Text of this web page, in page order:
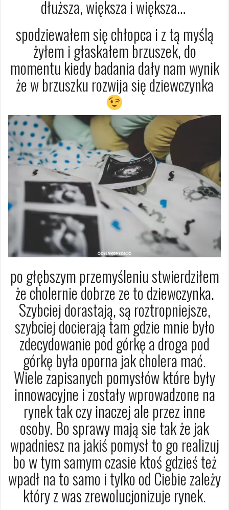
dłuższa, większa i większa…
spodziewałem się chłopca i z tą myślą
żyłem i głaskałem brzuszek, do
momentu kiedy badania dały nam wynik
że w brzuszku rozwija się dziewczynka
po głębszym przemyśleniu stwierdziłem
że cholernie dobrze ze to dziewczynka.
Szybciej dorastają, są roztropniejsze,
szybciej docierają tam gdzie mnie było
zdecydowanie pod górkę a droga pod
górkę była oporna jak cholera mać.
Wiele zapisanych pomysłów które były
innowacyjne i zostały wprowadzone na
rynek tak czy inaczej ale przez inne
osoby. Bo sprawy mają sie tak że jak
wpadniesz na jakiś pomysł to go realizuj
bo w tym samym czasie ktoś gdzieś też
wpadł na to samo i tylko od Ciebie zależy
który z was zrewolucjonizuje rynek.